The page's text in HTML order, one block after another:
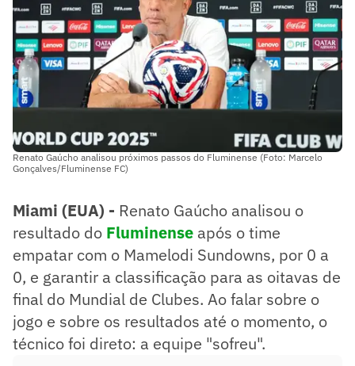
Renato Gaúcho analisou próximos passos do Fluminense (Foto: Marcelo
Gonçalves/Fluminense FC)
Miami (EUA) - Renato Gaúcho analisou o
resultado do Fluminense após o time
empatar com o Mamelodi Sundowns, por 0 a
0, e garantir a classificação para as oitavas de
final do Mundial de Clubes. Ao falar sobre o
jogo e sobre os resultados até o momento, o
técnico foi direto: a equipe "sofreu".